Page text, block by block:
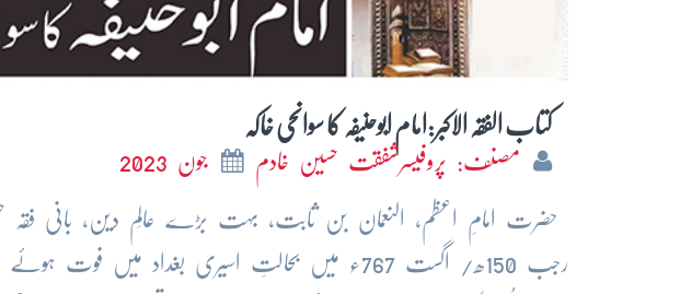
کتاب الفقہ الاکبر:امام ابوحنیفہ کا سوانحی خاکہ
مصنف: پروفیسرشفقت حسین خادم جون 2023
رجب 150ھ/ اگست 767ء میں بحالتِ اسیری بغداد